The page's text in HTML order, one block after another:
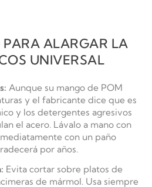
PARA ALARGAR LA
UNIVERSAL
Aunque su mango de POM
y el fabricante dice que es
y los detergentes agresivos
el acero. Lávalo a mano con
con un paño
por años.
Evita cortar sobre platos de
de mármol. Usa siempre